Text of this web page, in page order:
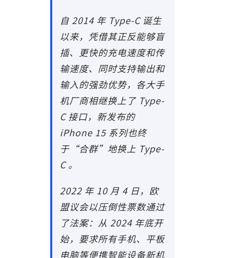
自 2014 年 Type-C 诞生
以来，凭借其正反能够盲
插、更快的充电速度和传
输速度、同时支持输出和
输入的强劲优势，各大手
机厂商相继换上了 Type-
C 接口，新发布的
iPhone 15 系列也终
于“合群”地换上 Type-
C 。
2022 年 10 月 4 日，欧
盟议会以压倒性票数通过
了法案：从 2024 年底开
始，要求所有手机、平板
电脑等便携智能设备新机